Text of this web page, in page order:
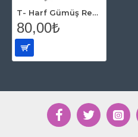
T- Harf Gümüş Renk Balon 100 Cm
80,00₺